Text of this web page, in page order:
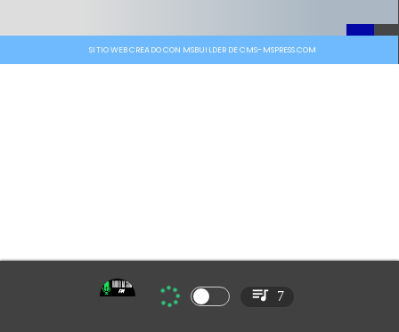
SITIO WEB CREADO CON MSBUILDER DE CMS-MSPRESS.COM
7